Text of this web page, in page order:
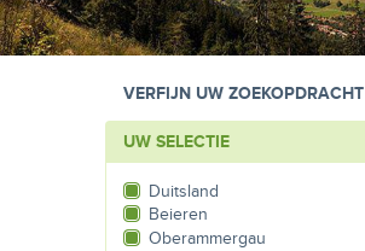
VERFIJN UW ZOEKOPDRACHT
UW SELECTIE
Duitsland
Beieren
Oberammergau